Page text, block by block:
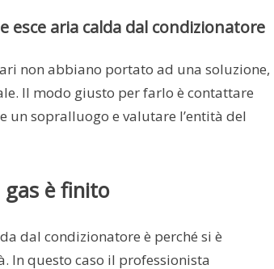
aria calda dal condizionatore
non abbiano portato ad una soluzione,
Il modo giusto per farlo è contattare
un sopralluogo e valutare l’entità del
gas è finito
dal condizionatore è perché si è
In questo caso il professionista